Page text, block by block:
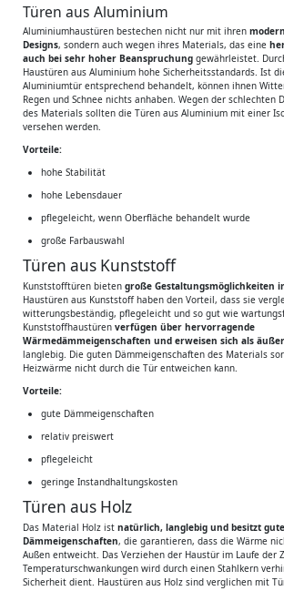
Türen aus Aluminium
Aluminiumhaustüren bestechen nicht nur mit ihren
Designs, sondern auch wegen ihres Materials, das eine
auch bei sehr hoher Beanspruchung gewährleistet.
Haustüren aus Aluminium hohe Sicherheitsstandards. Ist
Aluminiumtür entsprechend behandelt, können ihnen
Regen und Schnee nichts anhaben. Wegen der schlechten
des Materials sollten die Türen aus Aluminium mit einer
versehen werden.
Vorteile:
hohe Stabilität
hohe Lebensdauer
pflegeleicht, wenn Oberfläche behandelt wurde
große Farbauswahl
Türen aus Kunststoff
Kunststofftüren bieten große Gestaltungsmöglichkeiten
Haustüren aus Kunststoff haben den Vorteil, dass sie
witterungsbeständig, pflegeleicht und so gut wie
Kunststoffhaustüren verfügen über hervorragende
Wärmedämmeigenschaften und erweisen sich als
langlebig. Die guten Dämmeigenschaften des Materials
Heizwärme nicht durch die Tür entweichen kann.
Vorteile:
gute Dämmeigenschaften
relativ preiswert
pflegeleicht
geringe Instandhaltungskosten
Türen aus Holz
Das Material Holz ist natürlich, langlebig und besitzt
Dämmeigenschaften, die garantieren, dass die Wärme
Außen entweicht. Das Verziehen der Haustür im Laufe der
Temperaturschwankungen wird durch einen Stahlkern
Sicherheit dient. Haustüren aus Holz sind verglichen mit